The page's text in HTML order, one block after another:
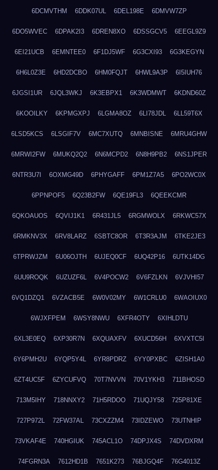
6DCMVTHM 6DDK07UL 6DEL198E 6DMVW7ZP
6DO5WVEC 6DPAK2I3 6DREN8XO 6DSSGCV5 6EEGL9Z9
6EI21UCB 6EMNTEE0 6F1DJ5WF 6G3CXI93 6G3KEGYN
6H6L0Z3E 6HD2DCBO 6HM0FQJT 6HWL9A3P 6I5IUH76
6JGSI1UR 6JQL3WKJ 6K3EBPX1 6K3WDMWT 6KDND60Z
6KOOILKY 6KPMGXPJ 6LGMA8OZ 6LI78JDL 6LL59T6X
6LSD5KCS 6LSGIF7V 6MC7XUTQ 6MNBISNE 6MRU4GHW
6MRWI2FW 6MUKQ2Q2 6N6MCPD2 6N8H9PB2 6NS1JPER
6NTR3U7I 6OXMG49D 6PHYGAFF 6PM1Z7A5 6PO2WC0X
6PPNPOF5 6Q23B2FW 6QE19FL3 6QEEKCMR
6QKOAUOS 6QVIJ1K1 6R431JL5 6RGMWOLX 6RKWC57X
6RMKNV3X 6RV8LARZ 6SBTC8OR 6T3R3AJM 6TKE2JE3
6TPRWJZM 6U06OJTH 6UJEQ0CF 6UQ42P16 6UTK14DG
6UU9ROQK 6UZUZF6L 6V4POCW2 6V6FZLKN 6VJVHI57
6VQ1DZQ1 6VZACB5E 6W0V02MY 6W1CRLU0 6WAOIUX0
6WJXFPEM 6WSY8NWU 6XFR4OTY 6XIHLDTU
6XL3E0EQ 6XP30R7N 6XQUAXFV 6XUCD56H 6XVXTC5I
6Y6PMH2U 6YQP5Y4L 6YR8PDRZ 6YY0PXBC 6ZISH1A0
6ZT4UC5F 6ZYCUFVQ 70T7NVVN 70V1YKH3 711BHOSD
713M5IHY 718NNXY2 71H5RDOO 71UQJY58 725P81XE
727P972L 72FW37AL 73CXZZM4 73IDZEWO 73UTNHIP
73VKAF4E 740HGIUK 745ACL1O 74DPJX4S 74DVDXRM
74FGRN3A 7612HD1B 7651K273 76BJGQ4F 76G4013Z